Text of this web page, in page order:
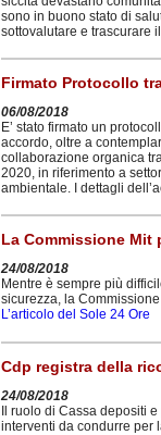
sono in buono stato di
sottovalutare e trascurare
Firmato Protocollo
06/08/2018
E’ stato firmato un
accordo, oltre a
collaborazione organica
2020, in riferimento a
ambientale. I dettagli
La Commissione Mit
24/08/2018
Mentre è sempre più
sicurezza, la
L’articolo del Sole 24 Ore
Cdp registra della
24/08/2018
Il ruolo di Cassa depositi
interventi da condurre per